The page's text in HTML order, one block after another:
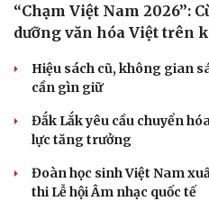
“Chạm Việt Nam 2026”:
dưỡng văn hóa Việt trên
Hiệu sách cũ, không gian
cần gìn giữ
Đắk Lắk yêu cầu chuyển
lực tăng trưởng
Đoàn học sinh Việt Nam
thi Lễ hội Âm nhạc quốc tế